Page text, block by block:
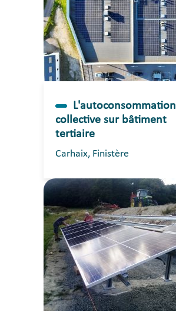
L'autoconsommation
collective sur bâtiment
tertiaire
Carhaix, Finistère